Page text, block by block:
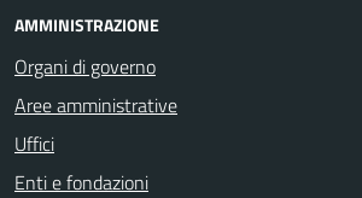
AMMINISTRAZIONE
Organi di governo
Aree amministrative
Uffici
Enti e fondazioni